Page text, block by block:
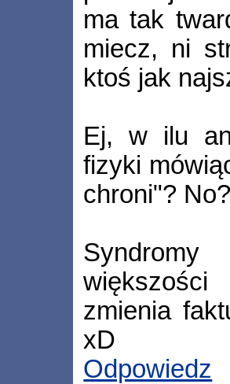
ma tak
miecz, ni
ktoś jak
Ej, w ilu
fizyki
chroni"?
zmienia
xD
Odpowiedz